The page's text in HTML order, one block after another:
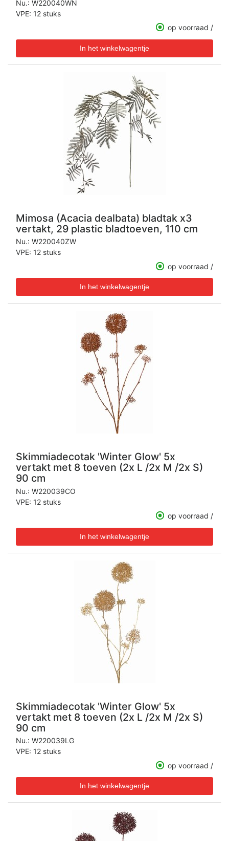
Nu.: W220040WN
VPE: 12 stuks
op voorraad /
Mimosa (Acacia dealbata) bladtak x3
vertakt, 29 plastic bladtoeven, 110 cm
Nu.: W220040ZW
VPE: 12 stuks
op voorraad /
Skimmiadecotak 'Winter Glow' 5x
vertakt met 8 toeven (2x L /2x M /2x S)
90 cm
Nu.: W220039CO
VPE: 12 stuks
op voorraad /
Skimmiadecotak 'Winter Glow' 5x
vertakt met 8 toeven (2x L /2x M /2x S)
90 cm
Nu.: W220039LG
VPE: 12 stuks
op voorraad /